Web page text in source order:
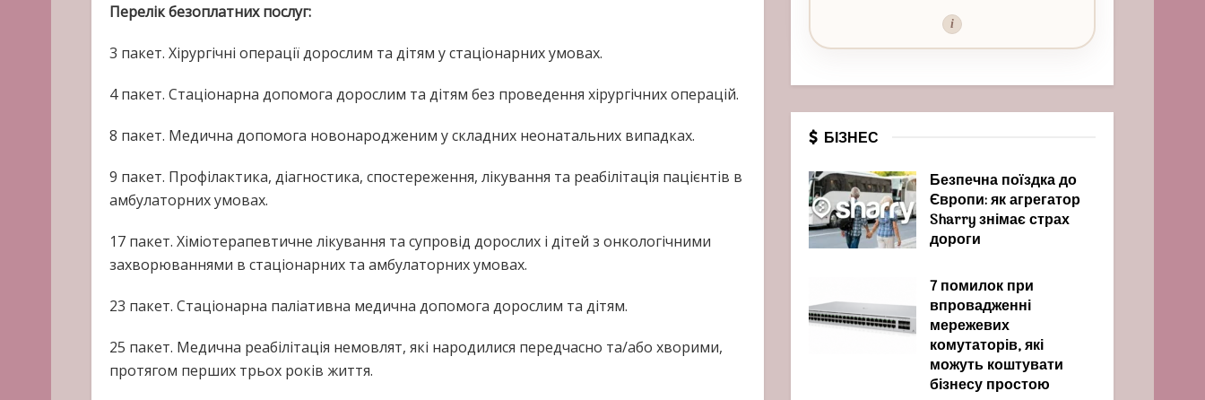
Перелік безоплатних послуг:
3 пакет. Хірургічні операції дорослим та дітям у стаціонарних умовах.
4 пакет. Стаціонарна допомога дорослим та дітям без проведення хірургічних операцій.
8 пакет. Медична допомога новонародженим у складних неонатальних випадках.
9 пакет. Профілактика, діагностика, спостереження, лікування та реабілітація пацієнтів в
амбулаторних умовах.
17 пакет. Хіміотерапевтичне лікування та супровід дорослих і дітей з онкологічними
захворюваннями в стаціонарних та амбулаторних умовах.
23 пакет. Стаціонарна паліативна медична допомога дорослим та дітям.
25 пакет. Медична реабілітація немовлят, які народилися передчасно та/або хворими,
протягом перших трьох років життя.
i
БІЗНЕС
Безпечна поїздка до
Європи: як агрегатор
Sharry знімає страх
дороги
7 помилок при
впровадженні
мережевих
комутаторів, які
можуть коштувати
бізнесу простою